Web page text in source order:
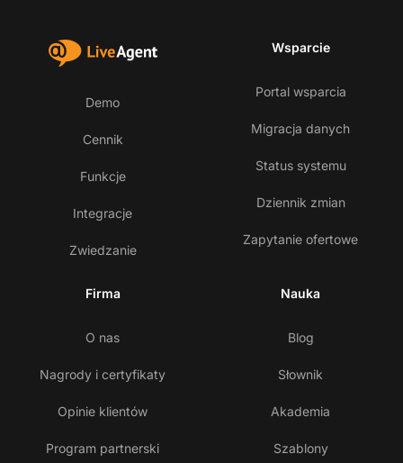
Demo
Cennik
Funkcje
Integracje
Zwiedzanie
Wsparcie
Portal wsparcia
Migracja danych
Status systemu
Dziennik zmian
Zapytanie ofertowe
Firma
O nas
Nagrody i certyfikaty
Opinie klientów
Program partnerski
Nauka
Blog
Słownik
Akademia
Szablony